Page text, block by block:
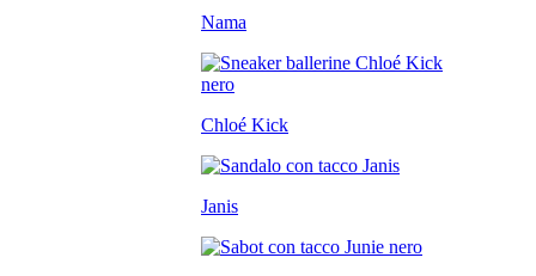
Nama
Chloé Kick
Janis